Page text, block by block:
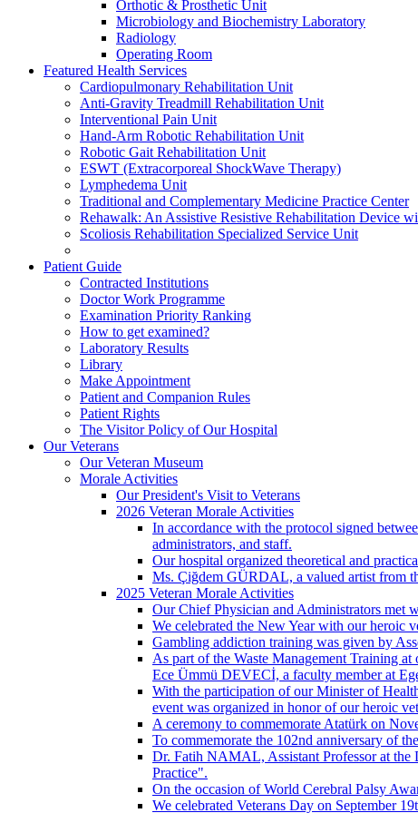
Orthotic & Prosthetic Unit
Microbiology and Biochemistry Laboratory
Radiology
Operating Room
Featured Health Services
Cardiopulmonary Rehabilitation Unit
Anti-Gravity Treadmill Rehabilitation Unit
Interventional Pain Unit
Hand-Arm Robotic Rehabilitation Unit
Robotic Gait Rehabilitation Unit
ESWT (Extracorporeal ShockWave Therapy)
Lymphedema Unit
Traditional and Complementary Medicine Practice Center
Rehawalk: An Assistive Resistive Rehabilitation Device
Scoliosis Rehabilitation Specialized Service Unit
Patient Guide
Contracted Institutions
Doctor Work Programme
Examination Priority Ranking
How to get examined?
Laboratory Results
Library
Make Appointment
Patient and Companion Rules
Patient Rights
The Visitor Policy of Our Hospital
Our Veterans
Our Veteran Museum
Morale Activities
Our President's Visit to Veterans
2026 Veteran Morale Activities
In accordance with the protocol signed
administrators, and staff.
Our hospital organized theoretical and
Ms. Çiğdem GÜRDAL, a valued artist from
2025 Veteran Morale Activities
Our Chief Physician and Administrators met
We celebrated the New Year with our heroic
Gambling addiction training was given by
As part of the Waste Management Training
Ece Ümmü DEVECİ, a faculty member at
With the participation of our Minister of
event was organized in honor of our heroic
A ceremony to commemorate Atatürk on
To commemorate the 102nd anniversary of
Dr. Fatih NAMAL, Assistant Professor at the
Practice".
On the occasion of World Cerebral Palsy
We celebrated Veterans Day on September